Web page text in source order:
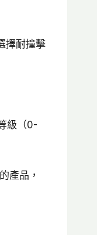
擇耐撞擊
級（0-
產品，